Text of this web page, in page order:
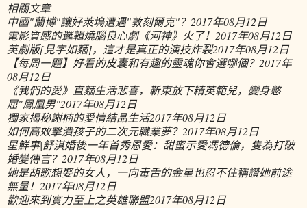
相關文章
中國"蘭博"讓好萊塢遭遇"敦刻爾克"？ 2017年08月12日
電影質感的邏輯燒腦良心劇《河神》火了！ 2017年08月12日
英劇版[見字如麵]，這才是真正的演技炸裂2017年08月12日
【每周一題】好看的皮囊和有趣的靈魂你會選哪個？ 2017年
08月12日
《我們的愛》直麵生活悲喜，靳東放下精英範兒，變身憋
屈"鳳凰男"2017年08月12日
獨家揭秘謝楠的愛情結晶生活2017年08月12日
如何高效擊潰孩子的二次元職業夢？ 2017年08月12日
星鮮事|舒淇婚後一年首秀恩愛：甜蜜示愛馮德倫，隻為打破
婚變傳言？ 2017年08月12日
她是胡歌想娶的女人，一向毒舌的金星也忍不住稱讚她前途
無量！ 2017年08月12日
歡迎來到實力至上之英雄聯盟2017年08月12日